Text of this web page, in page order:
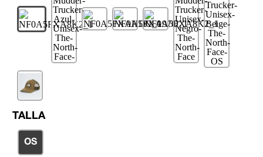
TALLA
OS